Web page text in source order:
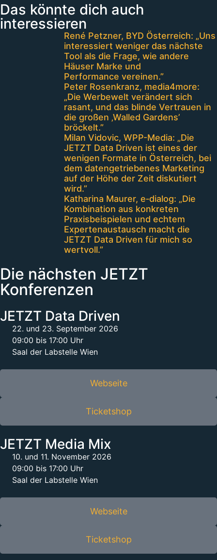
Das könnte dich auch
interessieren
René Petzner, BYD Österreich: „Uns
interessiert weniger das nächste
Tool als die Frage, wie andere
Häuser Marke und
Performance vereinen.”
Peter Rosenkranz, media4more:
„Die Werbewelt verändert sich
rasant, und das blinde Vertrauen in
die großen ‚Walled Gardens’
bröckelt.”
Milan Vidovic, WPP-Media: „Die
JETZT Data Driven ist eines der
wenigen Formate in Österreich, bei
dem datengetriebenes Marketing
auf der Höhe der Zeit diskutiert
wird.”
Katharina Maurer, e‑dialog: „Die
Kombination aus konkreten
Praxisbeispielen und echtem
Expertenaustausch macht die
JETZT Data Driven für mich so
wertvoll.”
Die nächsten JETZT
Konferenzen
JETZT Data Driven
22. und 23. September 2026
09:00 bis 17:00 Uhr
Saal der Labstelle Wien
Webseite
Ticketshop
JETZT Media Mix
10. und 11. November 2026
09:00 bis 17:00 Uhr
Saal der Labstelle Wien
Webseite
Ticketshop